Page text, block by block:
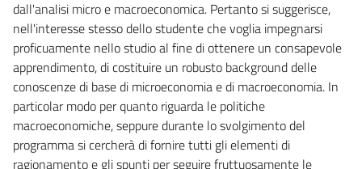
dall'analisi micro e macroeconomica. Pertanto si suggerisce,
nell'interesse stesso dello studente che voglia impegnarsi
proficuamente nello studio al fine di ottenere un consapevole
apprendimento, di costituire un robusto background delle
conoscenze di base di microeconomia e di macroeconomia. In
particolar modo per quanto riguarda le politiche
macroeconomiche, seppure durante lo svolgimento del
programma si cercherà di fornire tutti gli elementi di
ragionamento e gli spunti per seguire fruttuosamente le